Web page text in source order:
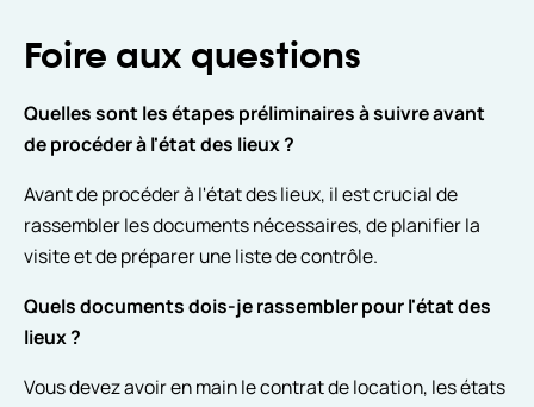
Foire aux questions
Quelles sont les étapes préliminaires à suivre avant
de procéder à l'état des lieux ?
Avant de procéder à l'état des lieux, il est crucial de
rassembler les documents nécessaires, de planifier la
visite et de préparer une liste de contrôle.
Quels documents dois-je rassembler pour l'état des
lieux ?
Vous devez avoir en main le contrat de location, les états